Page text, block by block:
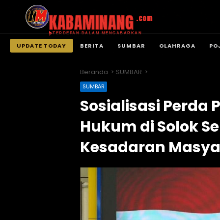
KABAMINANG .com
TERDEPAN DALAM MENGABARKAN
UPDATE TODAY BERITA SUMBAR OLAHRAGA
Beranda SUMBAR
SUMBAR
Sosialisasi Perda
Hukum di Solok
Kesadaran